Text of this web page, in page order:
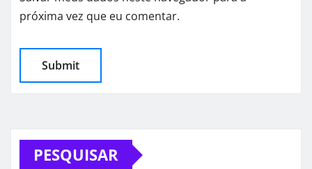
próxima vez que eu comentar.
PESQUISAR